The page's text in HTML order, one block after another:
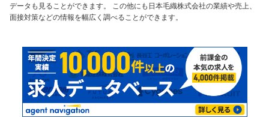
データも見ることができます。 この他にも日本毛織株式会社の業績や売上、
面接対策などの情報を幅広く調べることができます。